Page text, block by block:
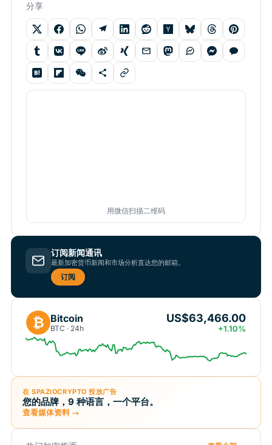
分享
用微信扫描二维码
订阅新闻通讯
最新加密货币新闻和市场分析直达您的邮箱。
订阅
₿ Bitcoin
BTC · 24h
US$63,466.00
+1.10%
在 SPAZIOCRYPTO 投放广告
您的品牌，9 种语言，一个平台。
查看媒体资料 →